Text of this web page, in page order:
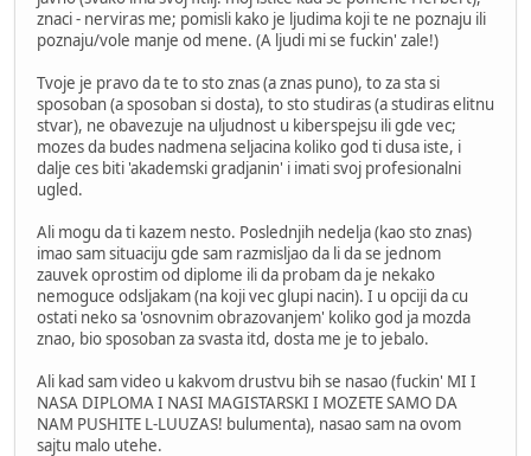
znaci - nerviras me; pomisli kako je ljudima koji te ne poznaju ili
poznaju/vole manje od mene. (A ljudi mi se fuckin' zale!)
Tvoje je pravo da te to sto znas (a znas puno), to za sta si
sposoban (a sposoban si dosta), to sto studiras (a studiras elitnu
stvar), ne obavezuje na uljudnost u kiberspejsu ili gde vec;
mozes da budes nadmena seljacina koliko god ti dusa iste, i
dalje ces biti 'akademski gradjanin' i imati svoj profesionalni
ugled.
Ali mogu da ti kazem nesto. Poslednjih nedelja (kao sto znas)
imao sam situaciju gde sam razmisljao da li da se jednom
zauvek oprostim od diplome ili da probam da je nekako
nemoguce odsljakam (na koji vec glupi nacin). I u opciji da cu
ostati neko sa 'osnovnim obrazovanjem' koliko god ja mozda
znao, bio sposoban za svasta itd, dosta me je to jebalo.
Ali kad sam video u kakvom drustvu bih se nasao (fuckin' MI I
NASA DIPLOMA I NASI MAGISTARSKI I MOZETE SAMO DA
NAM PUSHITE L-LUUZAS! bulumenta), nasao sam na ovom
sajtu malo utehe.